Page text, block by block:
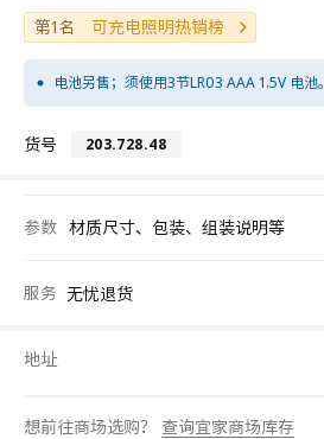
第1名 可充电照明热销榜
电池另售；须使用3节LR03 AAA 1.5V 电池。
货号 203.728.48
参数 材质尺寸、包装、组装说明等
服务 无忧退货
地址
想前往商场选购？ 查询宜家商场库存